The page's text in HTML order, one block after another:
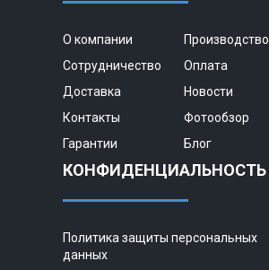
О компании
Производство
Сотрудничество
Оплата
Доставка
Новости
Контакты
Фотообзор
Гарантии
Блог
КОНФИДЕНЦИАЛЬНОСТЬ
Политика защиты персональных
данных